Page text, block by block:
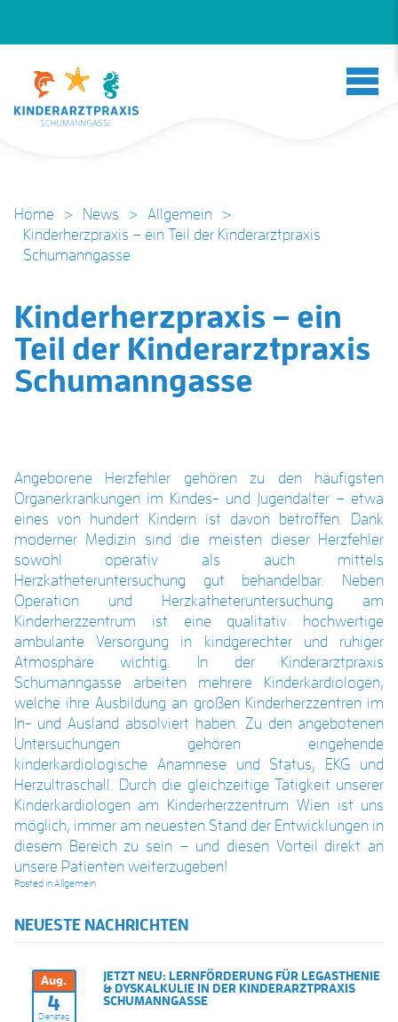
Home > News > Allgemein
>
Kinderherzpraxis – ein Teil der Kinderarztpraxis
Schumanngasse
Kinderherzpraxis – ein
Teil der Kinderarztpraxis
Schumanngasse
Angeborene Herzfehler gehören zu den häufigsten
Organerkrankungen im Kindes- und Jugendalter – etwa
eines von hundert Kindern ist davon betroffen. Dank
moderner Medizin sind die meisten dieser Herzfehler
sowohl operativ als auch mittels
Herzkatheteruntersuchung gut behandelbar. Neben
Operation und Herzkatheteruntersuchung am
Kinderherzzentrum ist eine qualitativ hochwertige
ambulante Versorgung in kindgerechter und ruhiger
Atmosphäre wichtig. In der Kinderarztpraxis
Schumanngasse arbeiten mehrere Kinderkardiologen,
welche ihre Ausbildung an großen Kinderherzzentren im
In- und Ausland absolviert haben. Zu den angebotenen
Untersuchungen gehören eingehende
kinderkardiologische Anamnese und Status, EKG und
Herzultraschall. Durch die gleichzeitige Tätigkeit unserer
Kinderkardiologen am Kinderherzzentrum Wien ist uns
möglich, immer am neuesten Stand der Entwicklungen in
diesem Bereich zu sein – und diesen Vorteil direkt an
unsere Patienten weiterzugeben!
Posted inAllgemein
NEUESTE NACHRICHTEN
Aug.
4
Dienstag
JETZT NEU: LERNFÖRDERUNG FÜR LEGASTHENIE
& DYSKALKULIE IN DER KINDERARZTPRAXIS
SCHUMANNGASSE